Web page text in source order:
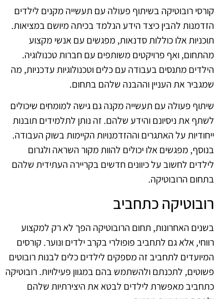
קורסי רובוטיקה בשיתוף פעולה עם תעשייה מקנים לילדים
הזדמנות להבין כיצד הידע הנלמד בכיתה מיושם במציאות.
תוכניות אלו כוללות סדנאות, מפגשים עם אנשי מקצוע
מהתחום, ואף פרויקטים משותפים עם חברות טכנולוגיה.
הילדים מתנסים בעבודה עם כלים וטכנולוגיות עדכניות, מה
שמגביר את העניין וההבנה שלהם בתחום.
שיתוף פעולה עם תעשייה מקנה גם גישה למומחים שיכולים
לשתף את ניסיונם והידע שלהם. זה נותן לתלמידים תובנות
ייחודיות על האתגרים וההזדמנויות הקיימות בשוק העבודה.
בנוסף, מפגשים אלו יכולים להוות מקור השראה ולגרום
לילדים לחשוב על כיוונים חדשים בקריירה העתידית שלהם
בתחום הרובוטיקה.
רובוטיקה כתחביב
בשנים האחרונות, תחום הרובוטיקה הפך לא רק למקצוע
רווחי, אלא גם לתחביב פופולרי בקרב ילדים ונוער. קורסים
המיועדים לתחביב זה מספקים לילדים כלים לבנות רובוטים
פשוטים, לתכנתם ולהשתמש בהם במגוון פעילויות. רובוטיקה
כתחביב מאפשרת לילדים לבטא את היצירתיות שלהם